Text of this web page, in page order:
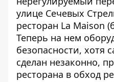
улице Сечевых
ресторан La Maison
Теперь на нем
безопасности, хотя
сделан незаконно,
ресторана в обход